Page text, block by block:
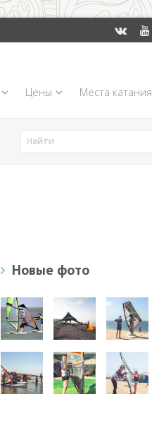
Цены Места катания
Новые фото